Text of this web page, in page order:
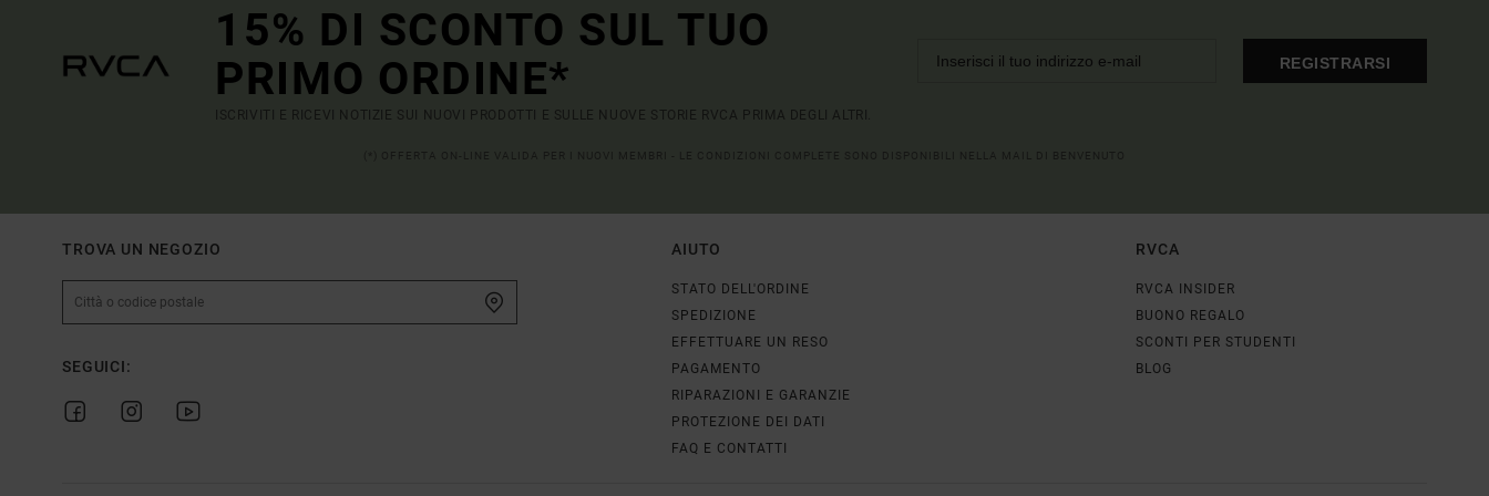
15% DI SCONTO SUL TUO
PRIMO ORDINE*
ISCRIVITI E RICEVI NOTIZIE SUI NUOVI PRODOTTI E SULLE NUOVE STORIE RVCA PRIMA DEGLI ALTRI.
REGISTRARSI
TROVA UN NEGOZIO
SEGUICI:
AIUTO
STATO DELL'ORDINE
SPEDIZIONE
EFFETTUARE UN RESO
PAGAMENTO
RIPARAZIONI E GARANZIE
PROTEZIONE DEI DATI
FAQ E CONTATTI
RVCA
RVCA INSIDER
BUONO REGALO
SCONTI PER STUDENTI
BLOG